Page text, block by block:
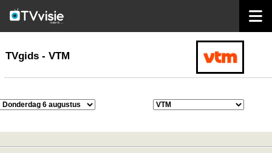
TVgids
TVgids - VTM